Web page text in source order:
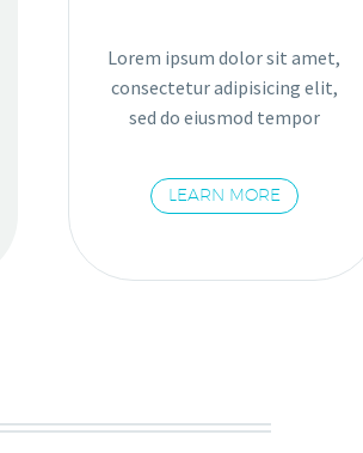
Lorem ipsum dolor sit amet,
consectetur adipisicing elit,
sed do eiusmod tempor
LEARN MORE